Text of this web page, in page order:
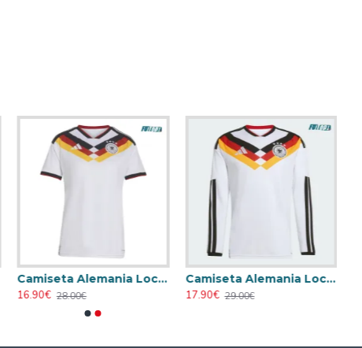
Camiseta Alemania Local Mundial 2026 Blanco Mujer
16.90€ 28.00€
Camiseta Alemania Local Mundial 2026 ML Blanco
17.90€ 29.00€